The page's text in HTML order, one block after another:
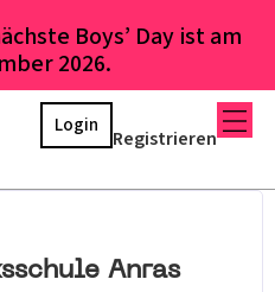
Boys’ Day ist am
2026.
Registrieren
Login
Anras